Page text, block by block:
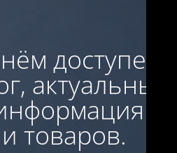
доступен:
актуальные
о
товаров.